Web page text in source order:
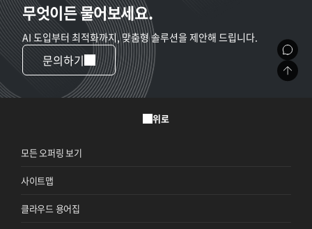
무엇이든 물어보세요.
AI 도입부터 최적화까지, 맞춤형 솔루션을 제안해 드립니다.
문의하기
위로
모든 오퍼링 보기
사이트맵
클라우드 용어집